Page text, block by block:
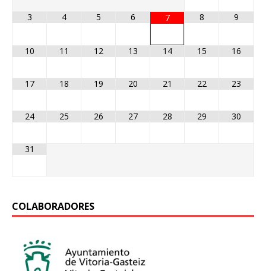
3 4 5 6 7 8 9
10 11 12 13 14 15 16
17 18 19 20 21 22 23
24 25 26 27 28 29 30
31
COLABORADORES